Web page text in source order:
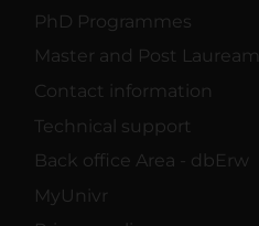
PhD Programmes
Master and Post Lauream
Contact information
Technical support
Back office Area - dbErw
MyUnivr